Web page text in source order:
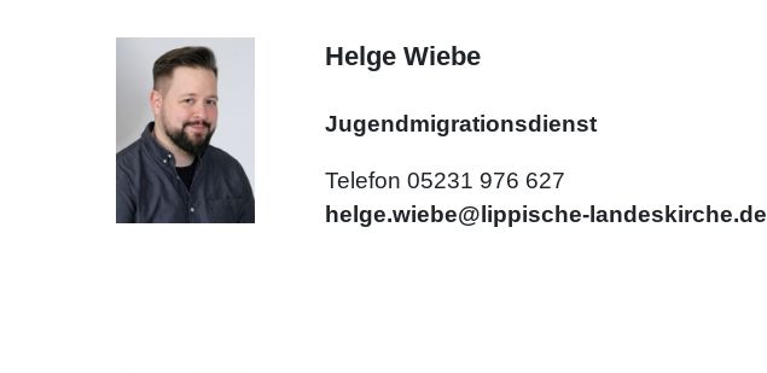
Helge Wiebe
Jugendmigrationsdienst
Telefon 05231 976 627
helge.wiebe@lippische-landeskirche.de